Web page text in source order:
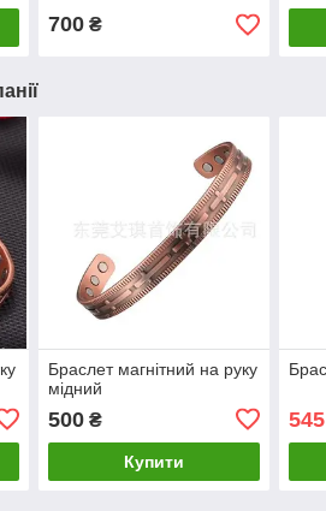
700₴
Браслет магнітний на руку
мідний
500₴
Купити
545